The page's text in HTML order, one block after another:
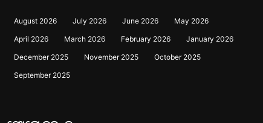
August 2026 July 2026 June 2026
May 2026
April 2026
March 2026 February 2026
January 2026
December 2025
November 2025
October 2025
September 2025